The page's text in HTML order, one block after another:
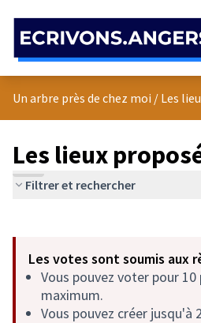
Un arbre près de chez moi / Les
Les lieux
Filtrer et rechercher
−
Les votes sont soumis aux
Vous pouvez voter pour
maximum.
Vous pouvez créer jusqu'à